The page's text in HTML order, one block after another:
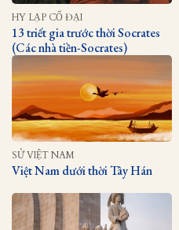
HY LẠP CỔ ĐẠI
13 triết gia trước thời Socrates
(Các nhà tiền-Socrates)
SỬ VIỆT NAM
Việt Nam dưới thời Tây Hán